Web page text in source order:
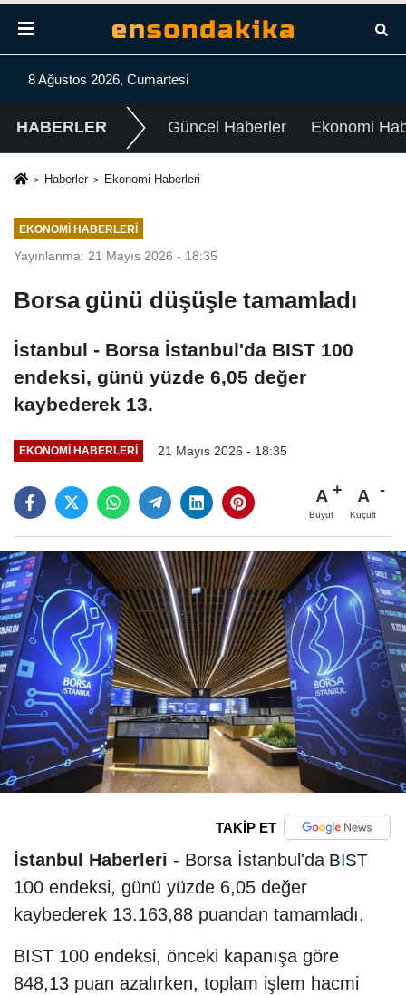
8 Ağustos 2026, Cumartesi
HABERLER Güncel Haberler Ekonomi
Haberler Ekonomi Haberleri
EKONOMI HABERLERI
Yayınlanma: 21 Mayıs 2026 - 18:35
Borsa günü düşüşle tamamladı
İstanbul - Borsa İstanbul'da BIST 100
endeksi, günü yüzde 6,05 değer
kaybederek 13.
EKONOMI HABERLERI 21 Mayıs 2026 - 18:35
A
Büyüt
A
Küçült
TAKİP ET
İstanbul Haberleri - Borsa İstanbul'daBIST
100 endeksi, günü yüzde 6,05 değer
kaybederek 13.163,88 puandan tamamladı.
BIST 100 endeksi, önceki kapanışa göre
848,13 puan azalırken, toplam işlem hacmi